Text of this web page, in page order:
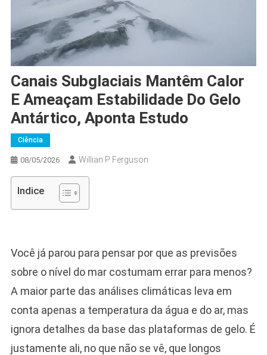
Canais Subglaciais Mantêm Calor
E Ameaçam Estabilidade Do Gelo
Antártico, Aponta Estudo
Ciência
08/05/2026 Willian P Ferguson
Indice
Você já parou para pensar por que as previsões
sobre o nível do mar costumam errar para menos?
A maior parte das análises climáticas leva em
conta apenas a temperatura da água e do ar, mas
ignora detalhes da base das plataformas de gelo. É
justamente ali, no que não se vê, que longos